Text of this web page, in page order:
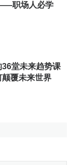
學出版
职场人必学
堂未来趋势课
覆未来世界